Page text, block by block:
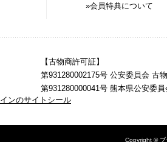
»会員特典について
【古物商許可証】
第931280002175号 公安委員会 古
第931280000041号 熊本県公安委
Copyright © ブ